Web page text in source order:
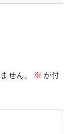
せん。 ※ が付